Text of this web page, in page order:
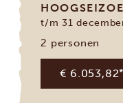
t/m 31
2 personen
€ 6.053,82*